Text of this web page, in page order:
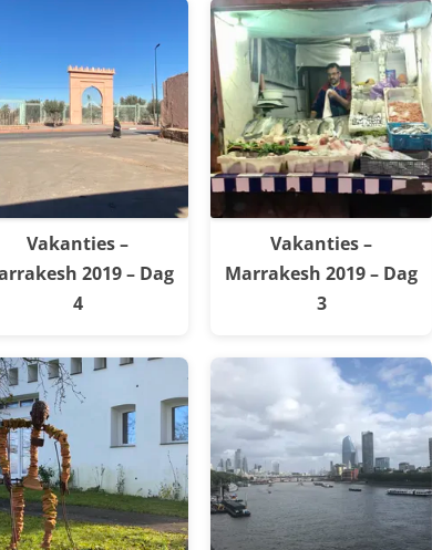
Vakanties –
2019 – Dag
4
Vakanties –
Marrakesh 2019 – Dag
3